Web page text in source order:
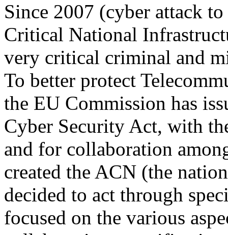
Since 2007 (cyber attack
Critical National
very critical criminal and
To better protect
the EU Commission has
Cyber Security Act, with
and for collaboration
created the ACN (the
decided to act through
focused on the various